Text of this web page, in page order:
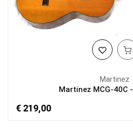
Martinez
Martinez MCG-40C
€ 219,00